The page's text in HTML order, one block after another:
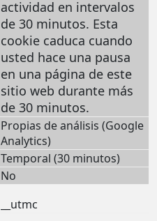
actividad en intervalos
de 30 minutos. Esta
cookie caduca cuando
usted hace una pausa
en una página de este
sitio web durante más
de 30 minutos.
Propias de análisis (Google
Analytics)
Temporal (30 minutos)
No
__utmc